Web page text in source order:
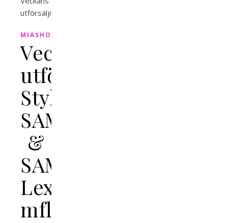
MIASHOPPING
Veckans
utförsäljningar:
Stylein,
SAMSØE
&
SAMSØE,
Lexington
mfl